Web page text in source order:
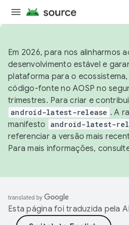
Em 2026, para nos alinharmos
desenvolvimento estável e
plataforma para o
código-fonte no AOSP no
trimestres. Para criar e
android-latest-release . A
manifesto
android-latest-
referenciar a versão mais
Para mais informações,
Esta página foi traduzida pela